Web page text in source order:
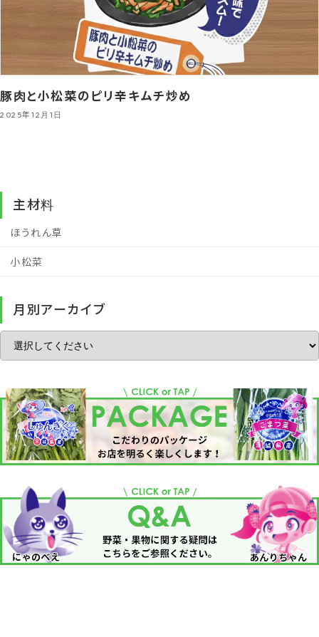
豚肉と小松菜のピリ辛キムチ炒め
2025年12月1日
主材料
ほうれん草
小松菜
月別アーカイブ